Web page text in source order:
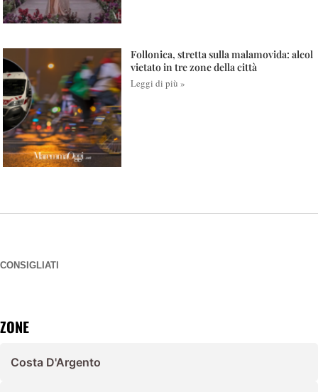
Follonica, stretta sulla malamovida: alcol
vietato in tre zone della città
Leggi di più »
CONSIGLIATI
ZONE
Costa D'Argento